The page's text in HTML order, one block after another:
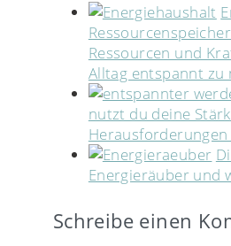
Ressourcen und
Alltag entspannt zu
nutzt du deine
Energieräuber und
Schreibe einen